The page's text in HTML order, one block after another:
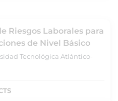
Riesgos Laborales para
de Nivel Básico
Tecnológica Atlántico-